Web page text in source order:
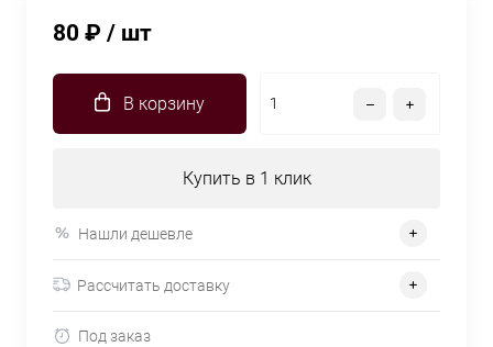
80 ₽ / шт
В корзину
Купить в 1 клик
Нашли дешевле
Рассчитать доставку
Под заказ